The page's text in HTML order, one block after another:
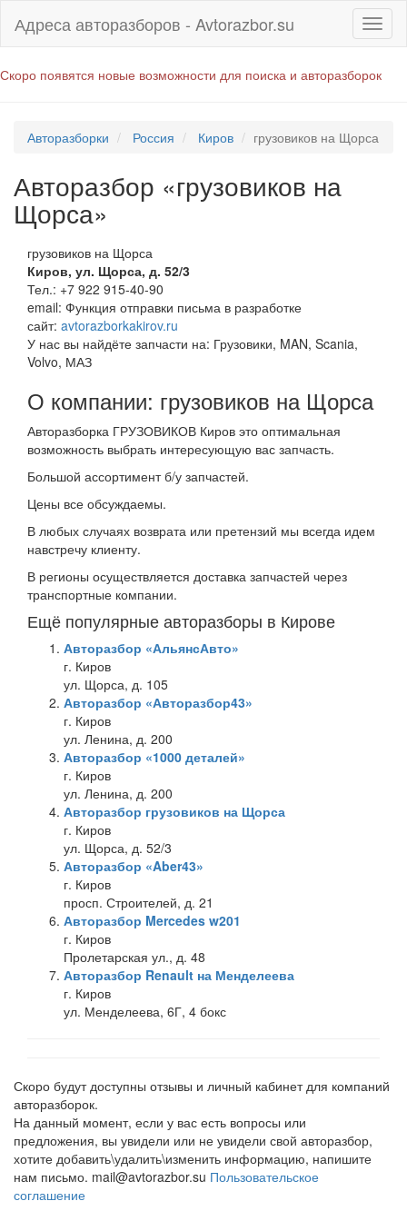
Адреса авторазборов - Avtorazbor.su
Скоро появятся новые возможности для поиска и авторазборок
Авторазборки Россия Киров грузовиков на Щорса
Авторазбор «грузовиков на
Щорса»
грузовиков на Щорса
Киров, ул. Щорса, д. 52/3
Тел.: +7 922 915-40-90
email: Функция отправки письма в разработке
сайт: avtorazborkakirov.ru
У нас вы найдёте запчасти на: Грузовики, MAN, Scania,
Volvo, МАЗ
О компании: грузовиков на Щорса
Авторазборка ГРУЗОВИКОВ Киров это оптимальная
возможность выбрать интересующую вас запчасть.
Большой ассортимент б/у запчастей.
Цены все обсуждаемы.
В любых случаях возврата или претензий мы всегда идем
навстречу клиенту.
В регионы осуществляется доставка запчастей через
транспортные компании.
Ещё популярные авторазборы в Кирове
Авторазбор «АльянсАвто»
г. Киров
ул. Щорса, д. 105
Авторазбор «Авторазбор43»
г. Киров
ул. Ленина, д. 200
Авторазбор «1000 деталей»
г. Киров
ул. Ленина, д. 200
Авторазбор грузовиков на Щорса
г. Киров
ул. Щорса, д. 52/3
Авторазбор «Aber43»
г. Киров
просп. Строителей, д. 21
Авторазбор Mercedes w201
г. Киров
Пролетарская ул., д. 48
Авторазбор Renault на Менделеева
г. Киров
ул. Менделеева, 6Г, 4 бокс
Скоро будут доступны отзывы и личный кабинет для компаний
авторазборок.
На данный момент, если у вас есть вопросы или
предложения, вы увидели или не увидели свой авторазбор,
хотите добавить\удалить\изменить информацию, напишите
нам письмо. mail@avtorazbor.su Пользовательское
соглашение